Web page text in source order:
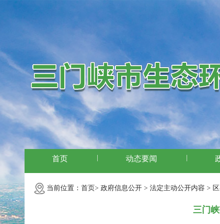
首页 动态要闻
当前位置： 首页> 政府信息公开 > 法定主动公开内容 >
三门